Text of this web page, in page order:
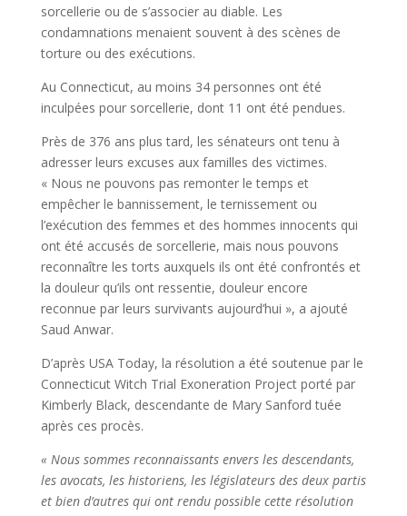
sorcellerie ou de s’associer au diable. Les
condamnations menaient souvent à des scènes de
torture ou des exécutions.
Au Connecticut, au moins 34 personnes ont été
inculpées pour sorcellerie, dont 11 ont été pendues.
Près de 376 ans plus tard, les sénateurs ont tenu à
adresser leurs excuses aux familles des victimes.
« Nous ne pouvons pas remonter le temps et
empêcher le bannissement, le ternissement ou
l’exécution des femmes et des hommes innocents qui
ont été accusés de sorcellerie, mais nous pouvons
reconnaître les torts auxquels ils ont été confrontés et
la douleur qu’ils ont ressentie, douleur encore
reconnue par leurs survivants aujourd’hui », a ajouté
Saud Anwar.
D’après USA Today, la résolution a été soutenue par le
Connecticut Witch Trial Exoneration Project porté par
Kimberly Black, descendante de Mary Sanford tuée
après ces procès.
« Nous sommes reconnaissants envers les descendants,
les avocats, les historiens, les législateurs des deux partis
et bien d’autres qui ont rendu possible cette résolution